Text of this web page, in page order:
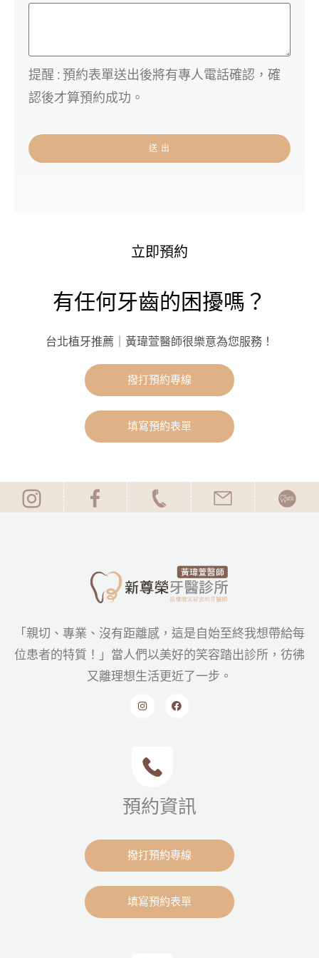
提醒 : 預約表單送出後將有專人電話確認，確
認後才算預約成功。
送 出
立即預約
有任何牙齒的困擾嗎？
台北植牙推薦｜黃瑋萱醫師很樂意為您服務！
撥打預約專線
填寫預約表單
「親切、專業、沒有距離感，這是自始至終我想帶給每
位患者的特質！」當人們以美好的笑容踏出診所，彷彿
又離理想生活更近了一步。
預約資訊
撥打預約專線
填寫預約表單